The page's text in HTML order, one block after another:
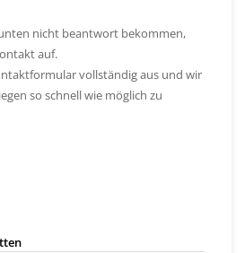
nicht beantwort bekommen,
auf.
vollständig aus und wir
so schnell wie möglich zu